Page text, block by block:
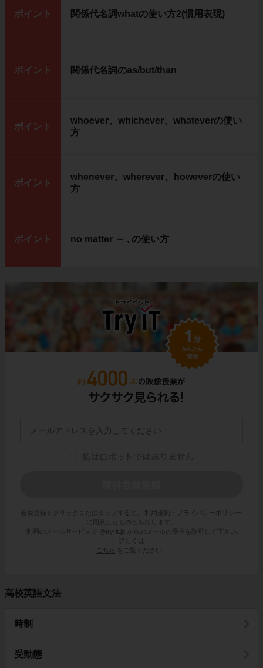
ポイント 関係代名詞whatの使い方2(慣用表現)
ポイント 関係代名詞のas/but/than
ポイント
whoever、whichever、whateverの使い
方
ポイント
whenever、wherever、howeverの使い
方
ポイント no matter ～ , の使い方
会員登録をクリックまたはタップすると、
利用規約・プライバシーポリシー
に同意したものとみなします。
ご利用のメールサービスで @try-it.jp からのメールの受信を許可して下さい。
詳しくは
こちら
をご覧ください。
高校英語文法
時制
受動態